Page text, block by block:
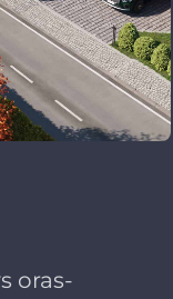
oras-